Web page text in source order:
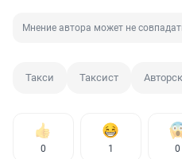
Мнение автора может не
Такси Таксист
0 1 0